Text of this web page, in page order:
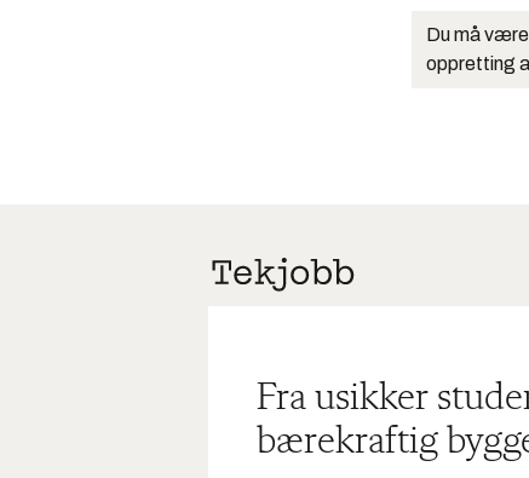
Du må
oppretting
Fra usikker
bærekraftig